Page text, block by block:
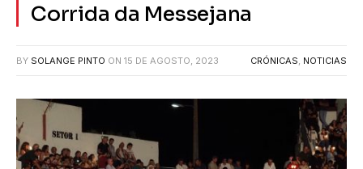
Corrida da Messejana
BY SOLANGE PINTO ON 15 DE AGOSTO, 2023 CRÓNICAS, NOTICIAS